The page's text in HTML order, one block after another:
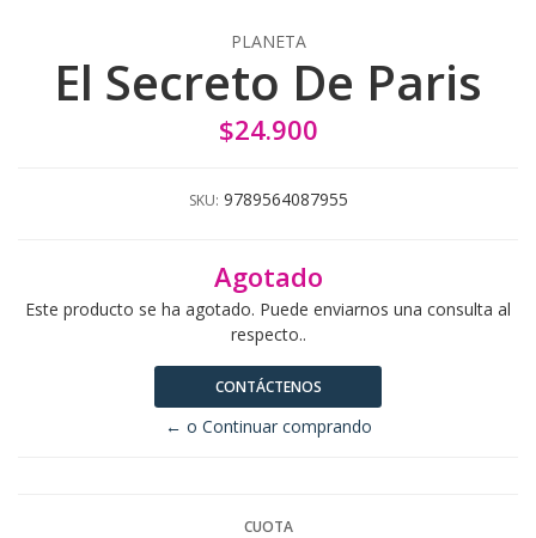
PLANETA
El Secreto De Paris
$24.900
SKU: 9789564087955
Agotado
Este producto se ha agotado. Puede enviarnos una consulta al
respecto..
CONTÁCTENOS
← o Continuar comprando
CUOTA